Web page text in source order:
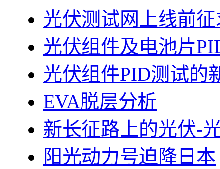
光伏测试网上线前
光伏组件及电池片
光伏组件PID测试的
EVA脱层分析
新长征路上的光伏-
阳光动力号迫降日本